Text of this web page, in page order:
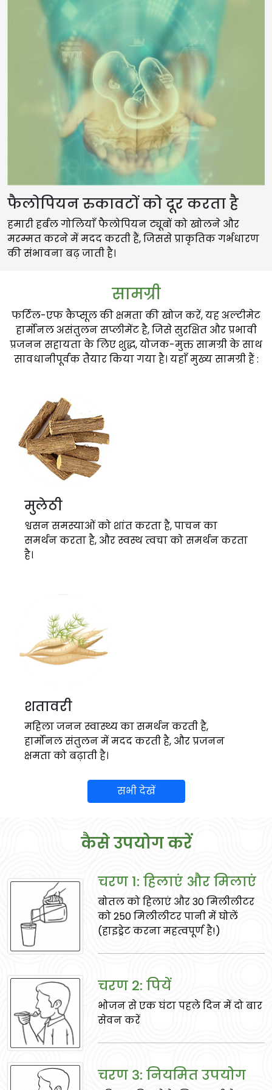
फैलोपियन रुकावटों को दूर करता है
हमारी हर्बल गोलियाँ फैलोपियन ट्यूबों को खोलने और
मरम्मत करने में मदद करती हैं, जिससे प्राकृतिक गर्भधारण
की संभावना बढ़ जाती है।
सामग्री
फर्टिल-एफ कैप्सूल की क्षमता की खोज करें, यह अल्टीमेट
हार्मोनल असंतुलन सप्लीमेंट है, जिसे सुरक्षित और प्रभावी
प्रजनन सहायता के लिए शुद्ध, योजक-मुक्त सामग्री के साथ
सावधानीपूर्वक तैयार किया गया है। यहाँ मुख्य सामग्री हैं :
मुलेठी
श्वसन समस्याओं को शांत करता है, पाचन का
समर्थन करता है, और स्वस्थ त्वचा को समर्थन करता
है।
शतावरी
महिला जनन स्वास्थ्य का समर्थन करती है,
हार्मोनल संतुलन में मदद करती है, और प्रजनन
क्षमता को बढ़ाती है।
सिंघाड़ा
हृदय स्वास्थ्य का समर्थन करता है, पाचन को
समर्थन करता है, और रक्तचाप को नियंत्रित करता
है।
सभी देखें
कैसे उपयोग करें
चरण 1: हिलाएं और मिलाएं
बोतल को हिलाएं और 30 मिलीलीटर
को 250 मिलीलीटर पानी में घोलें
(हाइड्रेट करना महत्वपूर्ण है!)
चरण 2: पियें
भोजन से एक घंटा पहले दिन में दो बार
सेवन करें
चरण 3: नियमित उपयोग